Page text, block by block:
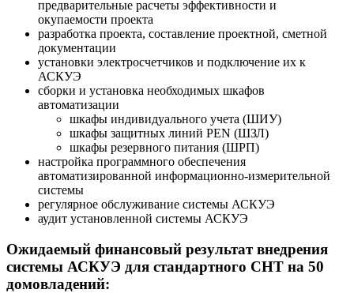
предварительные расчеты эффективности и
окупаемости проекта
разработка проекта, составление проектной, сметной
документации
установки электросчетчиков и подключение их к
АСКУЭ
сборки и установка необходимых шкафов
автоматизации
шкафы индивидуального учета (ШИУ)
шкафы защитных линий PEN (ШЗЛ)
шкафы резервного питания (ШРП)
настройка программного обеспечения
автоматизированной информационно-измерительной
системы
регулярное обслуживание системы АСКУЭ
аудит установленной системы АСКУЭ
Ожидаемый финансовый результат внедрения
системы АСКУЭ для стандартного СНТ на 50
домовладений: